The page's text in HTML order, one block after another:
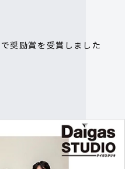
ア一覧
奨励賞を受賞しました